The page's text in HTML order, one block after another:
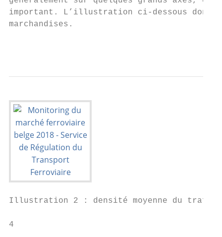
important. L’illustration ci-dessous
marchandises.
Illustration 2 : densité moyenne du trafic
4